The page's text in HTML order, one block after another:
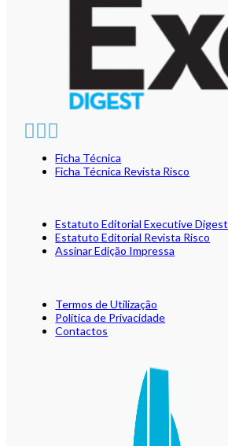
Ficha Técnica
Ficha Técnica Revista Risco
Estatuto Editorial Executive Digest
Estatuto Editorial Revista Risco
Assinar Edição Impressa
Termos de Utilização
Política de Privacidade
Contactos